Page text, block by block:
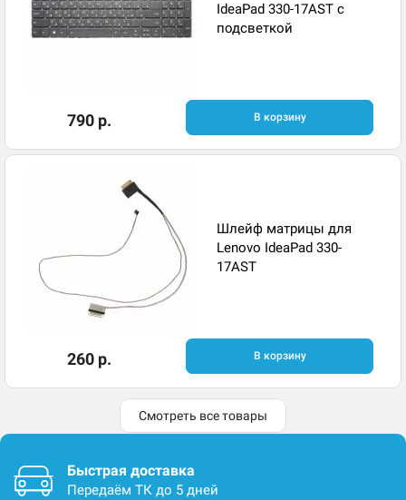
IdeaPad 330-17AST с
подсветкой
790 р. В корзину
Шлейф матрицы для
Lenovo IdeaPad 330-
17AST
260 р. В корзину
Смотреть все товары
Быстрая доставка
Передаём ТК до 5 дней